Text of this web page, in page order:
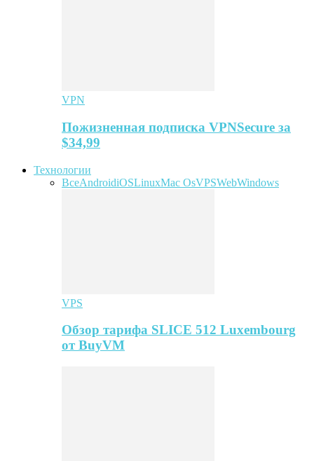
VPN
Пожизненная подписка VPNSecure за
$34,99
Технологии
ВсеAndroidiOSLinuxMac OsVPSWebWindows
VPS
Обзор тарифа SLICE 512 Luxembourg
от BuyVM